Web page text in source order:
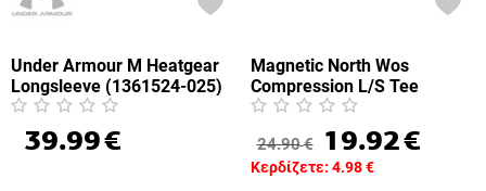
Under Armour M Heatgear
Longsleeve (1361524-025)
39.99€
Magnetic North Wos
Compression L/S Tee
(50009-Black)
24.90€ 19.92€
Κερδίζετε: 4.98€